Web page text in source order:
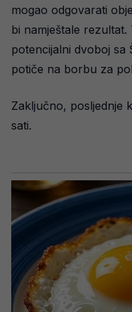
mogao odgovarati
bi namještale
potencijalni dvoboj sa
potiče na borbu za
Zaključno, posljednje
sati.